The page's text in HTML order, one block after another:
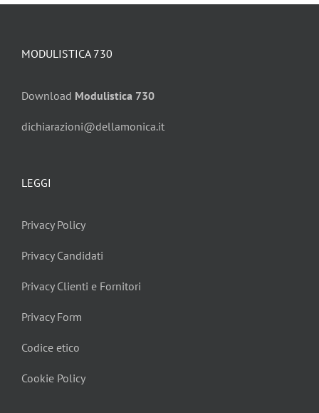
MODULISTICA 730
Download Modulistica 730
dichiarazioni@dellamonica.it
LEGGI
Privacy Policy
Privacy Candidati
Privacy Clienti e Fornitori
Privacy Form
Codice etico
Cookie Policy